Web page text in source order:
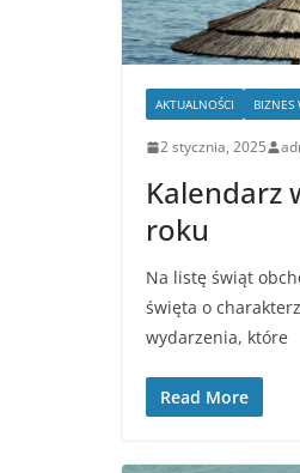
AKTUALNOŚCI BIZNES
2 stycznia, 2025
Kalendarz
roku
Na listę świąt
święta o
wydarzenia, które
Read More